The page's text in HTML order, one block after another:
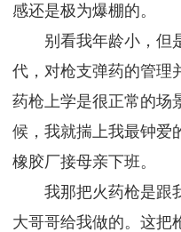
感还是极为爆棚的。
别看我年龄小，但
代，对枪支弹药的管理
药枪上学是很正常的场
候，我就揣上我最钟爱
橡胶厂接母亲下班。
我那把火药枪是跟
大哥哥给我做的。这把